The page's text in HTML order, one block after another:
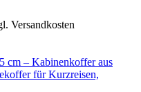
Versandkosten